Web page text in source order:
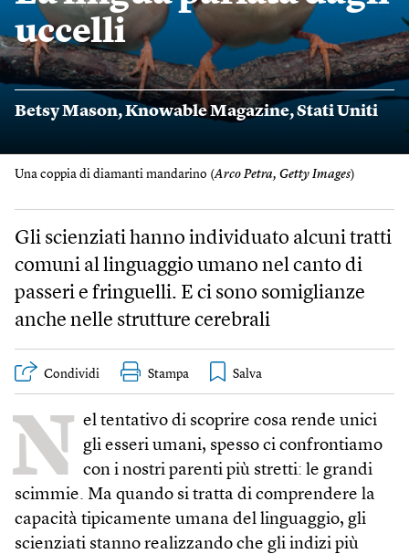
Una coppia di diamanti mandarino (Arco Petra, Getty Images)
uccelli
Betsy Mason,Knowable Magazine,Stati Uniti
Gli scienziati hanno individuato alcuni tratti
comuni al linguaggio umano nel canto di
passeri e fringuelli. E ci sono somiglianze
anche nelle strutture cerebrali
Condividi Stampa
N el tentativo di scoprire cosa rende unici
gli esseri umani, spesso ci confrontiamo
con i nostri parenti più stretti: le grandi
scimmie. Ma quando si tratta di comprendere la
capacità tipicamente umana del linguaggio, gli
scienziati stanno realizzando che gli indizi più